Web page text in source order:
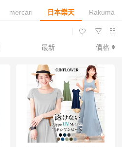
mercari 日本樂天 Rakuma
最新 價格